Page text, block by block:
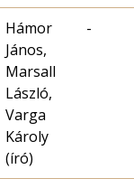
Hámor
János,
Marsall
László,
Varga
Károly
(író)
-